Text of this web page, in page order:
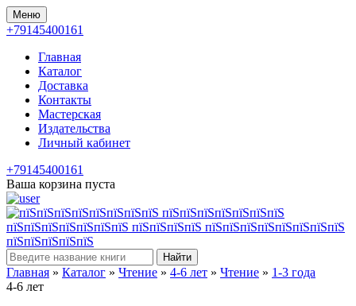
Меню
+79145400161
Главная
Каталог
Доставка
Контакты
Мастерская
Издательства
Личный кабинет
+79145400161
Ваша корзина пуста
Найти
Главная » Каталог » Чтение » 4-6 лет » Чтение » 1-3 года
4-6 лет